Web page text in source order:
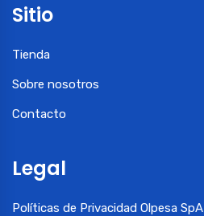
Sitio
Tienda
Sobre nosotros
Contacto
Legal
Políticas de Privacidad Olpesa SpA